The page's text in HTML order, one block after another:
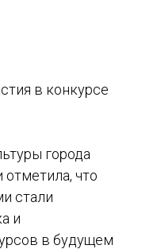
в конкурсе
города
что
стали
и
в будущем